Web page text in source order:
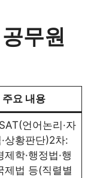
무원
주요 내용
언어논리·자
상황판단)2차:
제학·행정법·행
제법 등(직렬별